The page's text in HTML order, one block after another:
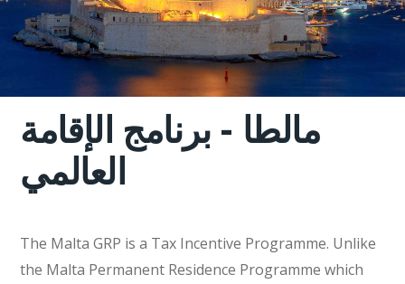
مالطا - برنامج الإقامة
العالمي
The Malta GRP is a Tax Incentive Programme. Unlike
the Malta Permanent Residence Programme which